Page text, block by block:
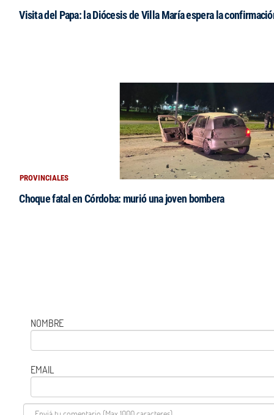
Visita del Papa: la Diócesis de Villa María espera la
PROVINCIALES
Choque fatal en Córdoba: murió una joven bombera
NOMBRE
EMAIL